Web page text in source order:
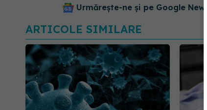
Urmărește-ne și pe Google
ARTICOLE SIMILARE